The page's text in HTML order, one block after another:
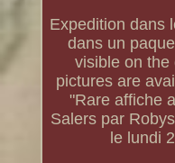
Expedition dans
dans un
visible on the
pictures are
"Rare affiche
Salers par
le lundi